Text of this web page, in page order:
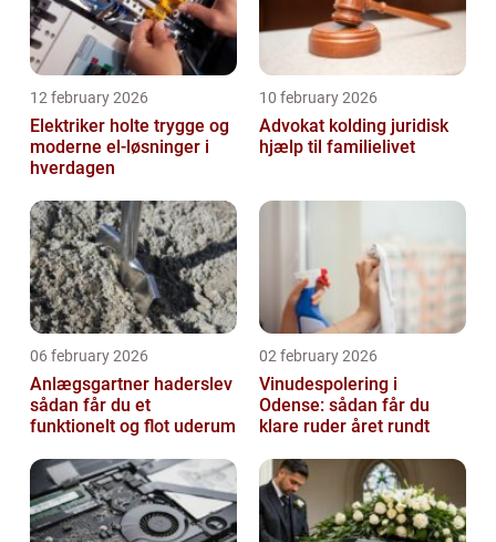
12 february 2026
Elektriker holte trygge og
moderne el-løsninger i
hverdagen
10 february 2026
Advokat kolding juridisk
hjælp til familielivet
06 february 2026
Anlægsgartner haderslev
sådan får du et
funktionelt og flot uderum
02 february 2026
Vinudespolering i
Odense: sådan får du
klare ruder året rundt